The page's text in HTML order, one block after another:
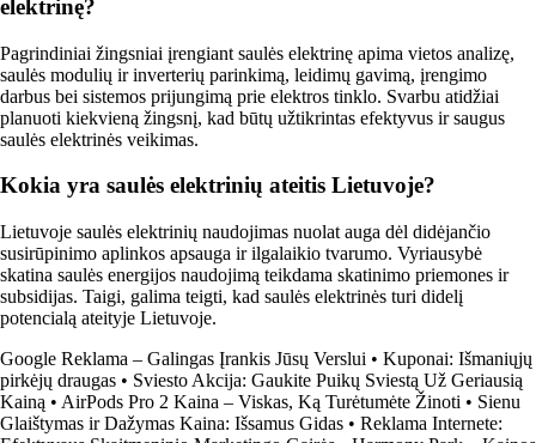
elektrinę?
Pagrindiniai žingsniai įrengiant saulės elektrinę apima vietos analizę,
saulės modulių ir inverterių parinkimą, leidimų gavimą, įrengimo
darbus bei sistemos prijungimą prie elektros tinklo. Svarbu atidžiai
planuoti kiekvieną žingsnį, kad būtų užtikrintas efektyvus ir saugus
saulės elektrinės veikimas.
Kokia yra saulės elektrinių ateitis Lietuvoje?
Lietuvoje saulės elektrinių naudojimas nuolat auga dėl didėjančio
susirūpinimo aplinkos apsauga ir ilgalaikio tvarumo. Vyriausybė
skatina saulės energijos naudojimą teikdama skatinimo priemones ir
subsidijas. Taigi, galima teigti, kad saulės elektrinės turi didelį
potencialą ateityje Lietuvoje.
Google Reklama – Galingas Įrankis Jūsų Verslui • Kuponai: Išmaniųjų
pirkėjų draugas • Sviesto Akcija: Gaukite Puikų Sviestą Už Geriausią
Kainą • AirPods Pro 2 Kaina – Viskas, Ką Turėtumėte Žinoti • Sienu
Glaištymas ir Dažymas Kaina: Išsamus Gidas • Reklama Internete: